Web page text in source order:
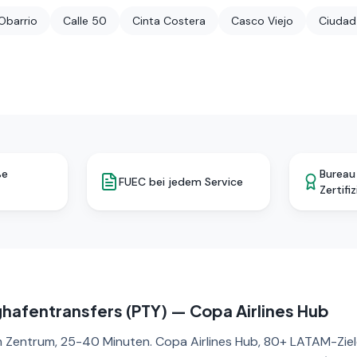
Calle 50 Cinta Costera Casco Viejo
FUEC bei jedem Service
(PTY) — Copa Airlines Hub
Zentrum, 25-40 Minuten. Copa Airlines Hub, 80+ LATAM-